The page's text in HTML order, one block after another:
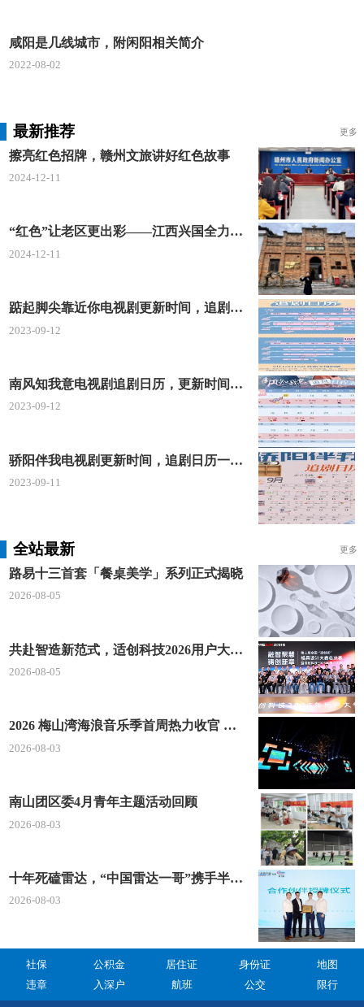
咸阳是几线城市，附闲阳相关简介
2022-08-02
最新推荐 更多
擦亮红色招牌，赣州文旅讲好红色故事
2024-12-11
“红色”让老区更出彩——江西兴国全力打造红色文化传承发展创新示范区
2024-12-11
踮起脚尖靠近你电视剧更新时间，追剧日历及剧情简介
2023-09-12
南风知我意电视剧追剧日历，更新时间一览表
2023-09-12
骄阳伴我电视剧更新时间，追剧日历一览表
2023-09-11
全站最新 更多
路易十三首套「餐桌美学」系列正式揭晓
2026-08-05
共赴智造新范式，适创科技2026用户大会将于深圳启幕
2026-08-05
2026 梅山湾海浪音乐季首周热力收官 文体旅深度融合点燃滨海夏日经济
2026-08-03
南山团区委4月青年主题活动回顾
2026-08-03
十年死磕雷达，“中国雷达一哥”携手半导体龙头“重新发明毫米波”
2026-08-03
社保 公积金 居住证 身份证
地图
违章
入深户 航班 公交 限行